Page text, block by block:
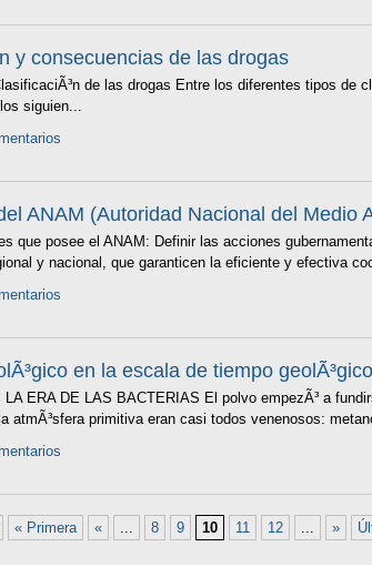
y consecuencias de las drogas
de las drogas Entre los diferentes tipos de
siguien...
ANAM (Autoridad Nacional del Medio
que posee el ANAM: Definir las acciones
y nacional, que garanticen la eficiente y efectiva
en la escala de tiempo geolÃ³gico
LA ERA DE LAS BACTERIAS El polvo empezÃ³ a
atmÃ³sfera primitiva eran casi todos venenosos:
« Primera « ... 8 9 10 11 12 ... »